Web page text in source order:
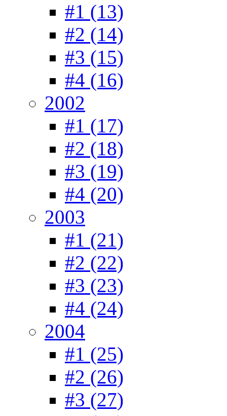
#1 (13)
#2 (14)
#3 (15)
#4 (16)
2002
#1 (17)
#2 (18)
#3 (19)
#4 (20)
2003
#1 (21)
#2 (22)
#3 (23)
#4 (24)
2004
#1 (25)
#2 (26)
#3 (27)